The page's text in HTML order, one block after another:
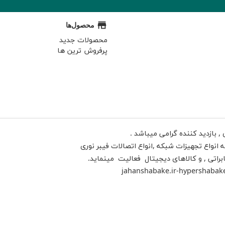
store محصول‌ها
محصولات جدید
پرفروش ترین ها
بازدید کننده گرامی میباشد .
jahanshabake.ir-